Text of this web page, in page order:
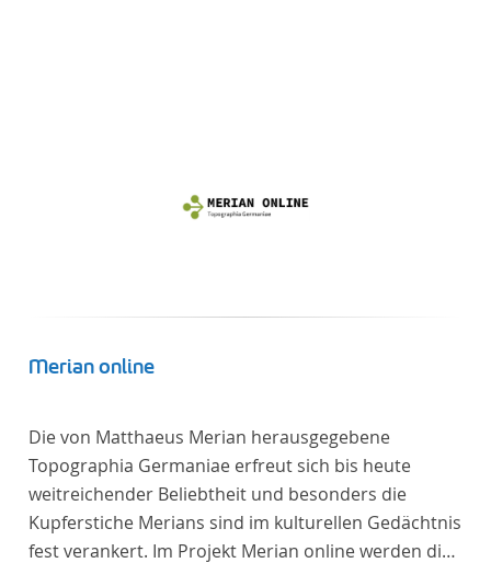
Merian online
Die von Matthaeus Merian herausgegebene
Topographia Germaniae erfreut sich bis heute
weitreichender Beliebtheit und besonders die
Kupferstiche Merians sind im kulturellen Gedächtnis
fest verankert. Im Projekt Merian online werden die